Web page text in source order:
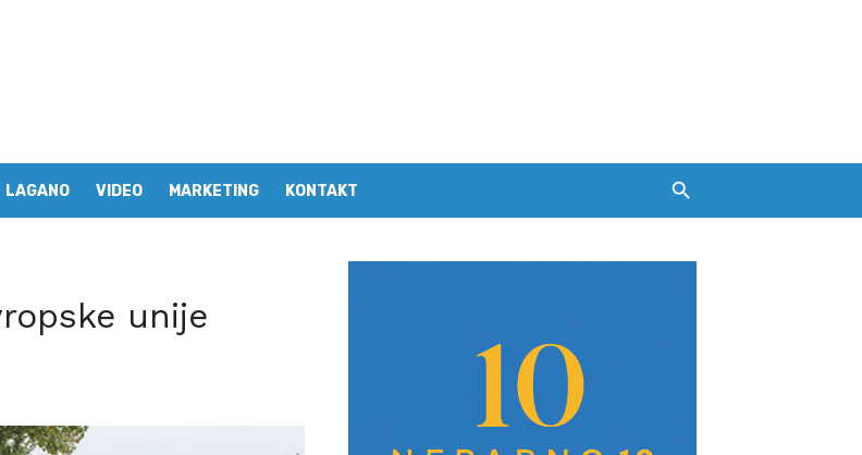
LAGANO VIDEO MARKETING KONTAKT
unije